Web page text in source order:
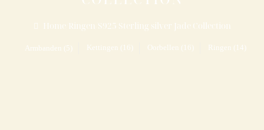
Home Ringen S925 Sterling silver Jade Collection
Armbanden (5) Kettingen (16) Oorbellen (16) Ringen (14)